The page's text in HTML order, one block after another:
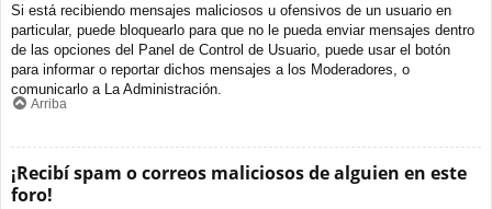
Si está recibiendo mensajes maliciosos u ofensivos de un usuario en
particular, puede bloquearlo para que no le pueda enviar mensajes dentro
de las opciones del Panel de Control de Usuario, puede usar el botón
para informar o reportar dichos mensajes a los Moderadores, o
comunicarlo a La Administración.
Arriba
¡Recibí spam o correos maliciosos de alguien en este
foro!